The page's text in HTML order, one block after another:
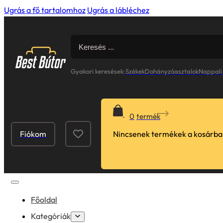
Ugrás a fő tartalomhoz Ugrás a lábléchez
for:
Gyakori keresések:SzékekDohányzóasztalok
Fiókom
0
Nincsenek termékek a
Főoldal
Kategóriák